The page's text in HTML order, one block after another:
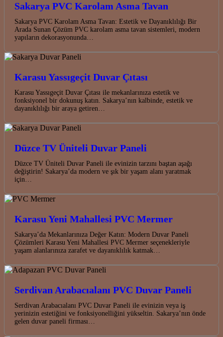
Sakarya PVC Karolam Asma Tavan
Sakarya PVC Karolam Asma Tavan: Estetik ve Dayanıklılığı Bir
Arada Sunan Çözüm PVC karolam asma tavan sistemleri, modern
yapıların dekorasyonunda…
Karasu Yassıgeçit Duvar Çıtası
Karasu Yassıgeçit Duvar Çıtası ile mekanlarınıza estetik ve
fonksiyonel bir dokunuş katın. Sakarya’nın kalbinde, estetik ve
dayanıklılığı bir araya getiren…
Düzce TV Üniteli Duvar Paneli
Düzce TV Üniteli Duvar Paneli ile evinizin tarzını baştan aşağı
değiştirin! Sakarya’da modern ve şık bir yaşam alanı yaratmak
için…
Karasu Yeni Mahallesi PVC Mermer
Sakarya’da Mekanlarınıza Değer Katın: Modern Duvar Paneli
Çözümleri Karasu Yeni Mahallesi PVC Mermer seçenekleriyle
yaşam alanlarınıza zarafet ve dayanıklılık katmak…
Serdivan Arabacıalanı PVC Duvar Paneli
Serdivan Arabacıalanı PVC Duvar Paneli ile evinizin veya iş
yerinizin estetiğini ve fonksiyonelliğini yükseltin. Sakarya’nın önde
gelen duvar paneli firması…